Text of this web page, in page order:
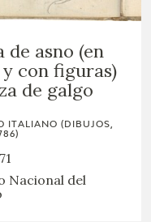
de asno (en
con figuras)
de galgo
ITALIANO (DIBUJOS,
Nacional del